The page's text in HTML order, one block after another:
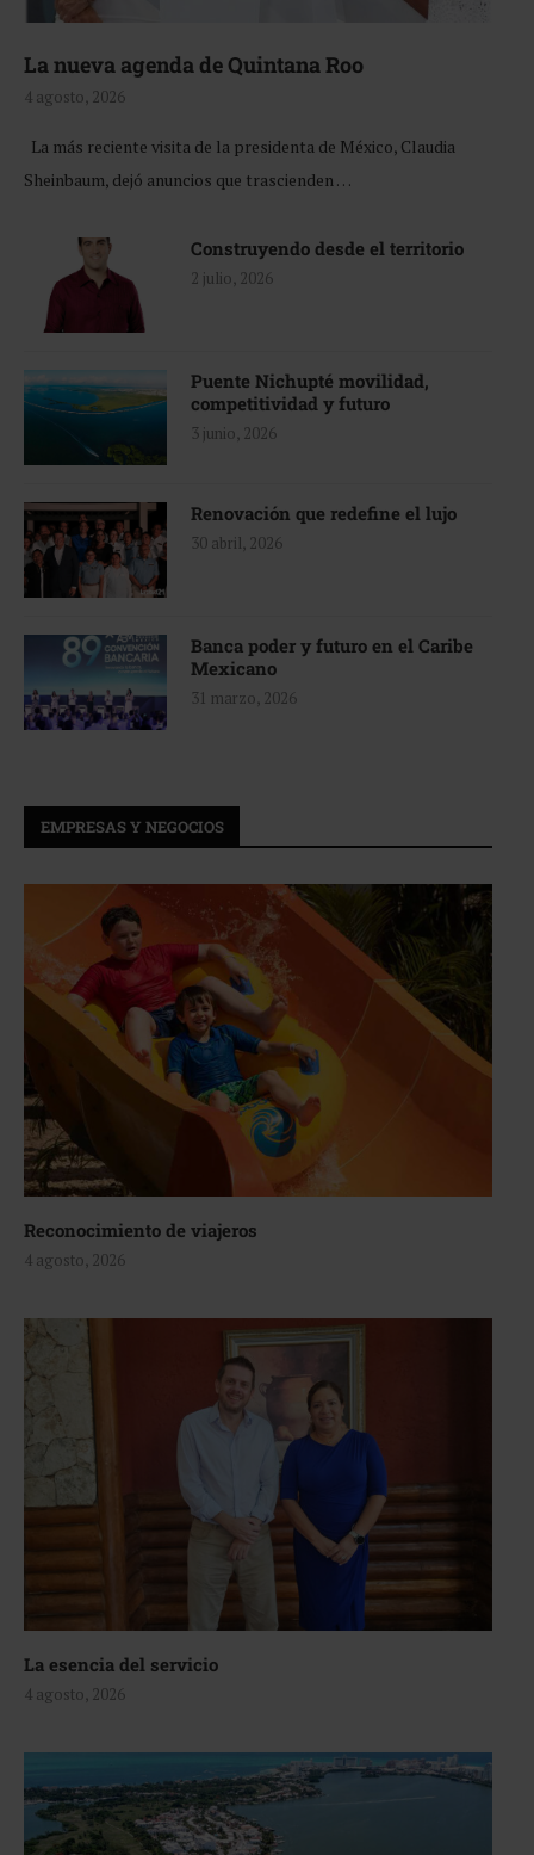
La nueva agenda de Quintana Roo
4 agosto, 2026
La más reciente visita de la presidenta de México, Claudia
Sheinbaum, dejó anuncios que trascienden …
Construyendo desde el territorio
2 julio, 2026
Puente Nichupté movilidad,
competitividad y futuro
3 junio, 2026
Renovación que redefine el lujo
30 abril, 2026
Banca poder y futuro en el Caribe
Mexicano
31 marzo, 2026
EMPRESAS Y NEGOCIOS
Reconocimiento de viajeros
4 agosto, 2026
La esencia del servicio
4 agosto, 2026